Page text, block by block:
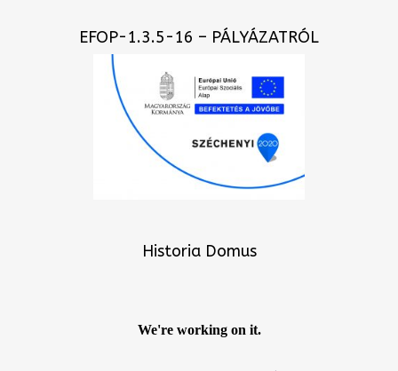
EFOP-1.3.5-16 – PÁLYÁZATRÓL
Historia Domus